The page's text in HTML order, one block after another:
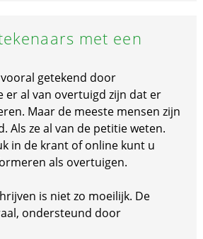
met een
getekend door
er al van overtuigd zijn dat er
Maar de meeste mensen zijn
Als ze al van de petitie weten.
in de krant of online kunt u
als overtuigen.
is niet zo moeilijk. De
ondersteund door